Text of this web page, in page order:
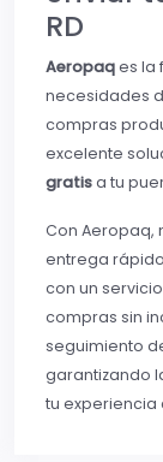
RD
Aeropaqes la
necesidades
compras
excelente
gratisa tu
Con Aeropaq,
entrega
con un
compras sin
seguimiento
garantizando
tu experiencia